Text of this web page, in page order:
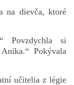
na dievča, ktoré
Povzdychla si
Pokývala
učitelia z légie